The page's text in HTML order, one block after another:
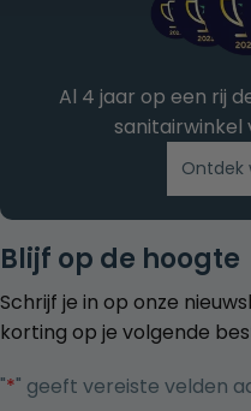
Blijf op de hoogte
Schrijf je in op onze
korting op je volgende
"*" geeft vereiste velden
Al 4 jaar op een rij
sanitairwinkel
Ontdek